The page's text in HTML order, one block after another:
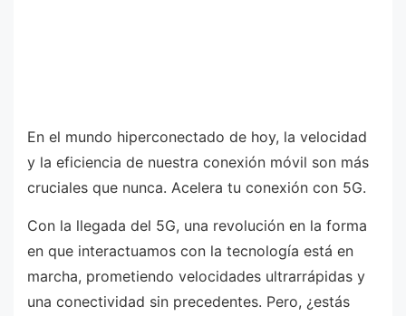
En el mundo hiperconectado de hoy, la velocidad
y la eficiencia de nuestra conexión móvil son más
cruciales que nunca. Acelera tu conexión con 5G.
Con la llegada del 5G, una revolución en la forma
en que interactuamos con la tecnología está en
marcha, prometiendo velocidades ultrarrápidas y
una conectividad sin precedentes. Pero, ¿estás